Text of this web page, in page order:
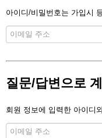
아이디/비밀번호는 가입시
질문/답변으로
회원 정보에 입력한 아이디